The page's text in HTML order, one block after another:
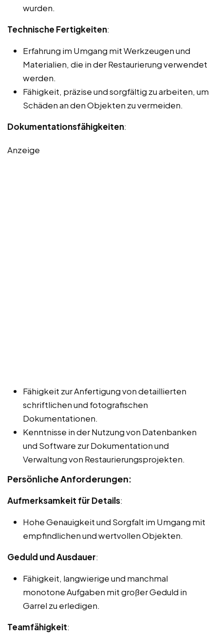
wurden.
Technische Fertigkeiten:
Erfahrung im Umgang mit Werkzeugen und
Materialien, die in der Restaurierung verwendet
werden.
Fähigkeit, präzise und sorgfältig zu arbeiten, um
Schäden an den Objekten zu vermeiden.
Dokumentationsfähigkeiten:
Anzeige
Fähigkeit zur Anfertigung von detaillierten
schriftlichen und fotografischen
Dokumentationen.
Kenntnisse in der Nutzung von Datenbanken
und Software zur Dokumentation und
Verwaltung von Restaurierungsprojekten.
Persönliche Anforderungen:
Aufmerksamkeit für Details:
Hohe Genauigkeit und Sorgfalt im Umgang mit
empfindlichen und wertvollen Objekten.
Geduld und Ausdauer:
Fähigkeit, langwierige und manchmal
monotone Aufgaben mit großer Geduld in
Garrel zu erledigen.
Teamfähigkeit: